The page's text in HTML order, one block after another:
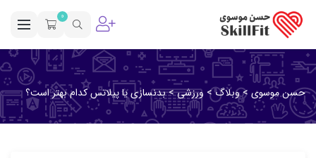
0
حسن موسوی >وبلاگ> ورزشی>بدنسازی یا پیلاتس کدام بهتر است؟